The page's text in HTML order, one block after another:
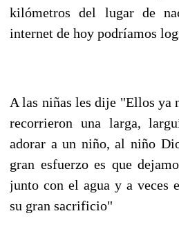
kilómetros del lugar de
internet de hoy podríamos
A las niñas les dije "Ellos ya
recorrieron una larga,
adorar a un niño, al niño
gran esfuerzo es que
junto con el agua y a veces
su gran sacrificio"